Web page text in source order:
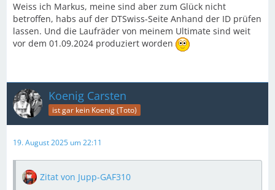
Weiss ich Markus, meine sind aber zum Glück nicht
betroffen, habs auf der DTSwiss-Seite Anhand der ID prüfen
lassen. Und die Laufräder von meinem Ultimate sind weit
vor dem 01.09.2024 produziert worden
Koenig Carsten
ist gar kein Koenig (Toto)
19. August 2025 um 22:11
Zitat von Jupp-GAF310